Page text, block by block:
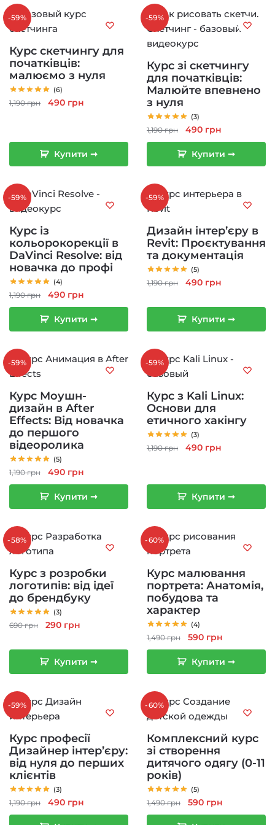
-59%
Курс скетчингу для
початківців:
малюємо з нуля
(6)
1,190грн
Оригінальна
490 грн
Купити ➞
-59%
Курс зі скетчингу
для початківців:
Малюйте впевнено
з нуля
(3)
1,190грн
Оригінальна
ціна:
1,190 грн.
490 грн
ціна:
490 грн.
Купити ➞
-59%
Курс із
кольорокорекції в
DaVinci Resolve: від
новачка до профі
(4)
1,190грн
Оригінальна
ціна:
1,190 грн.
490 грн
ціна:
490 грн.
Купити ➞
-59%
Дизайн інтер’єру в
Revit: Проєктування
та документація
(5)
1,190грн
Оригінальна
1,190 грн.
490 грн
490 грн.
Купити ➞
-59%
Курс Моушн-
дизайн в After
Effects: Від новачка
до першого
відеоролика
(5)
1,190грн
Оригінальна
ціна:
1,190 грн.
490 грн
ціна:
490 грн.
Купити ➞
-59%
Курс з Kali Linux:
Основи для
етичного хакінгу
(3)
1,190грн
Оригінальна
490 грн
Купити ➞
-58%
Курс з розробки
логотипів: від ідеї
до брендбуку
(3)
690грн
Оригінальна
690 грн.
290 грн
290 грн.
Купити ➞
-60%
Курс малювання
портрета: Анатомія,
побудова та
характер
(4)
1,490грн
Оригінальна
ціна:
1,490 грн.
590 грн
ціна:
590 грн.
Купити ➞
-59%
Курс професії
Дизайнер інтер’єру:
від нуля до перших
клієнтів
(3)
1,190грн
Оригінальна
ціна:
490 грн
ціна:
-60%
Комплексний курс
зі створення
дитячого одягу (0-11
років)
(5)
1,490грн
Оригінальна
ціна:
590 грн
ціна: